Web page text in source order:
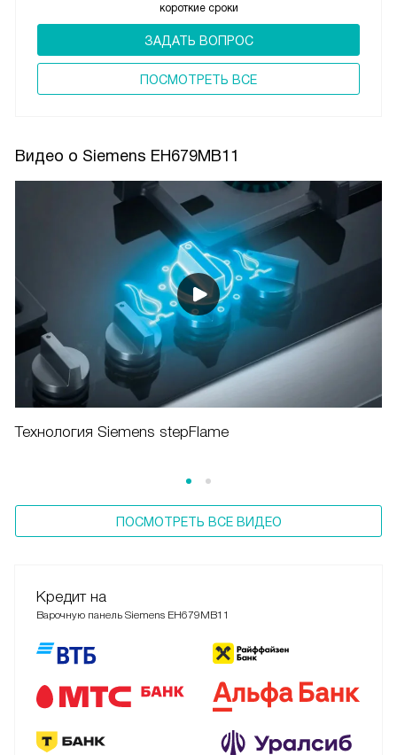
короткие сроки
ЗАДАТЬ ВОПРОС
ПОCМОТРЕТЬ ВСЕ
Видео о Siemens EH679MB11
Технология Siemens stepFlame
ПОСМОТРЕТЬ ВСЕ ВИДЕО
Кредит на
Варочную панель Siemens EH679MB11